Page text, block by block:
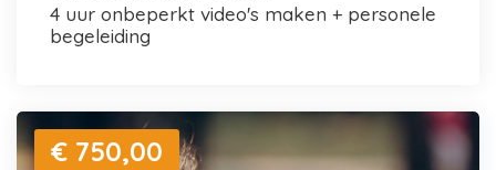
4 uur onbeperkt video's maken + personele
begeleiding
€ 750,00